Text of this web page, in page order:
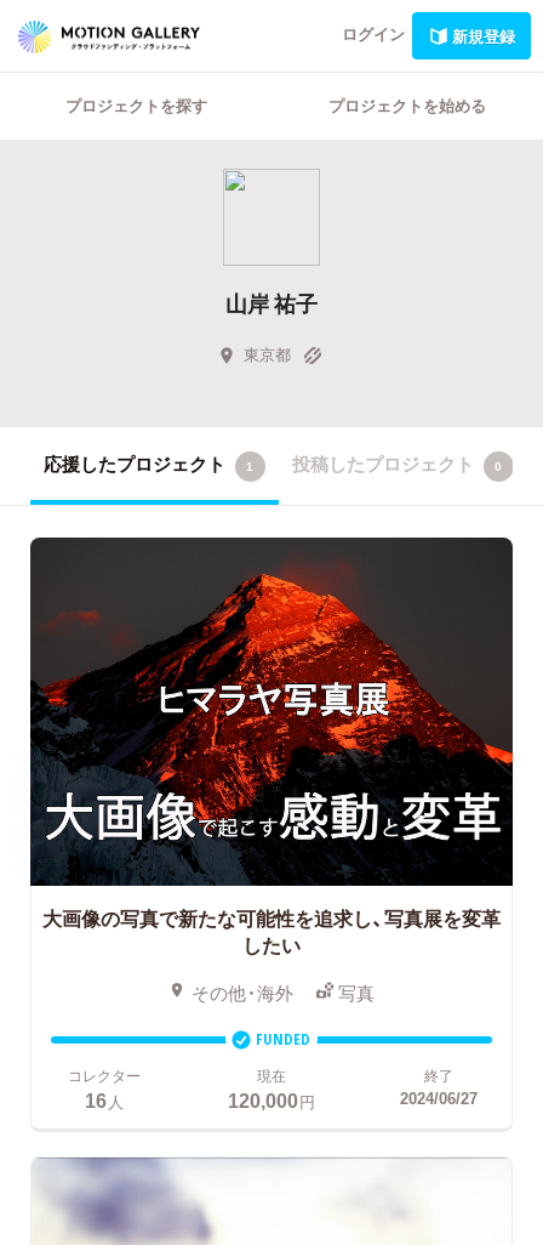
ログイン 新規登録
プロジェクトを探す プロジェクトを始める
山岸 祐子
東京都
応援したプロジェクト 1 投稿したプロジェクト 0
大画像の写真で新たな可能性を追求し、写真展を変革
したい
その他・海外 写真
FUNDED
コレクター
16 人
現在
120,000円
終了
2024/06/27